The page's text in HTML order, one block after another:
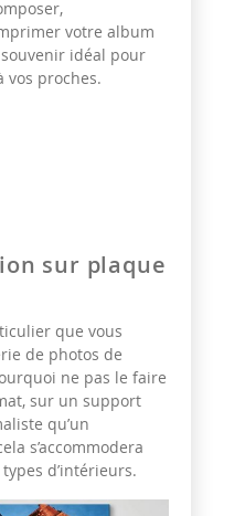
votre album
idéal pour
vos proches.
sur plaque
que vous
de photos de
ne pas le faire
sur un support
qu’un
s’accommodera
d’intérieurs.